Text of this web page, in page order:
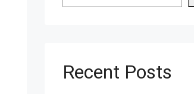
Recent Posts